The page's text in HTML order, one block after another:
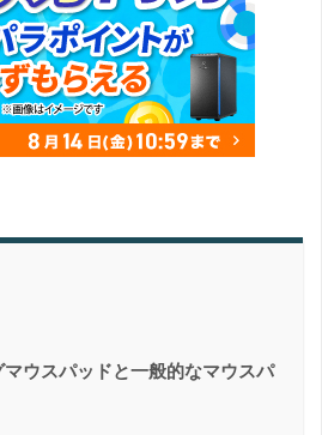
ウスパッドと一般的なマウスパ